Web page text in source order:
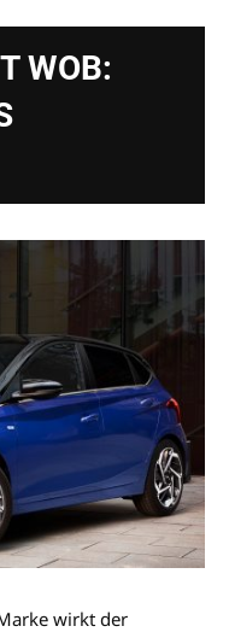
WOB:
wirkt der